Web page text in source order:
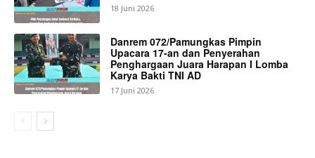
18 Juni 2026
Danrem 072/Pamungkas Pimpin
Upacara 17-an dan Penyerahan
Penghargaan Juara Harapan I Lomba
Karya Bakti TNI AD
17 Juni 2026